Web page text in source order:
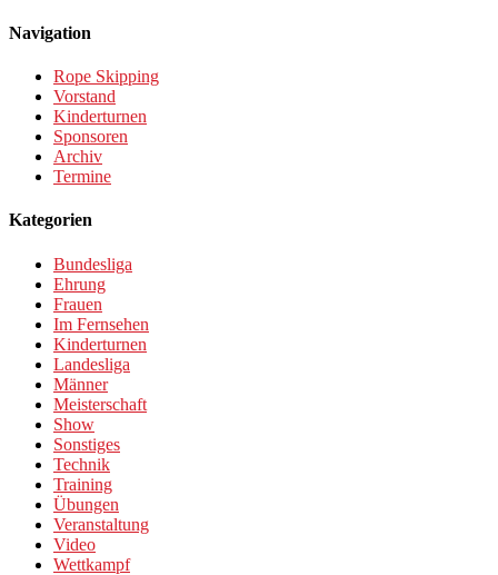
Navigation
Rope Skipping
Vorstand
Kinderturnen
Sponsoren
Archiv
Termine
Kategorien
Bundesliga
Ehrung
Frauen
Im Fernsehen
Kinderturnen
Landesliga
Männer
Meisterschaft
Show
Sonstiges
Technik
Training
Übungen
Veranstaltung
Video
Wettkampf